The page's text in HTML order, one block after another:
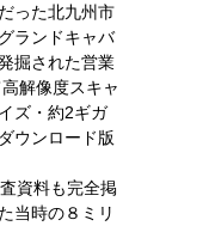
った北九州市
ランドキャバ
掘された営業
解像度スキャ
ズ・約2ギガ
ウンロード版
資料も完全掲
当時の８ミリ